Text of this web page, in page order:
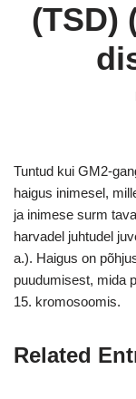
(TSD)
Tuntud kui GM2-
haigus inimesel,
ja inimese surm
harvadel juhtudel
a.). Haigus on
puudumisest, mida
15. kromosoomis.
Related